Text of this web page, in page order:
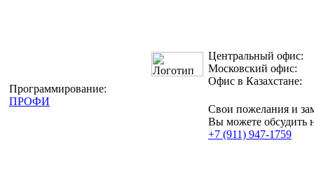
Программирование:
ПРОФИ
Центральный офис:
Московский офис:
Офис в Казахстане:
Свои пожелания и
Вы можете обсудить
+7 (911) 947-1759